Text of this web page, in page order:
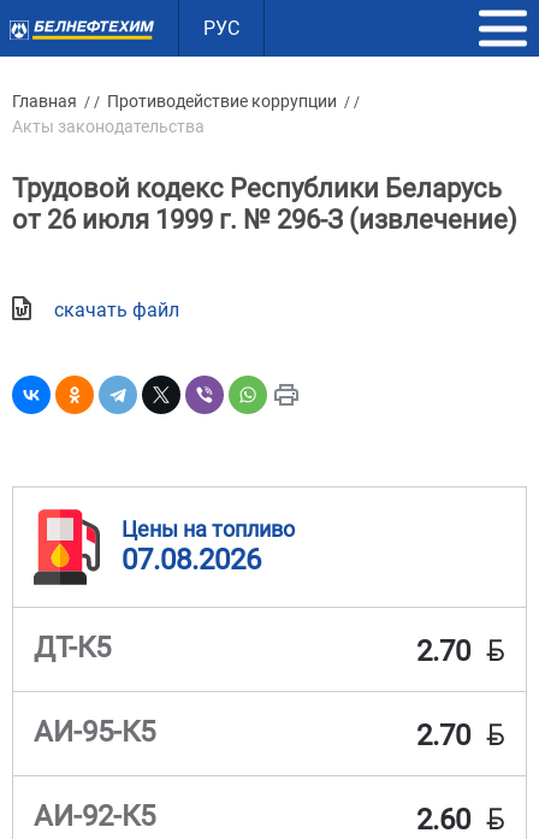
РУС
Главная / / Противодействие коррупции / /
Акты законодательства
Трудовой кодекс Республики Беларусь
от 26 июля 1999 г. № 296-З (извлечение)
скачать файл
Цены на топливо
07.08.2026
ДТ-К5 2.70 BYN
АИ-95-К5 2.70 BYN
АИ-92-К5 2.60 BYN